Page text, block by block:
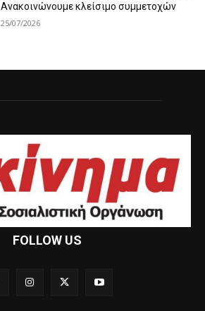
Ανακοινώνουμε κλείσιμο συμμετοχών
25/07/2026
FOLLOW US